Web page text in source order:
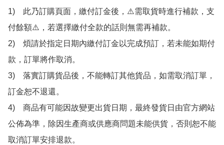
1)　此乃訂購頁面，繳付訂金後，⚠️需取貨時進行補款，支
付餘額⚠️，若選擇繳付全款的話則無需再補款。
2)　煩請於指定日期內繳付訂金以完成預訂，若未能如期付
款，訂單將作取消。
3)　落實訂購貨品後，不能轉訂其他貨品，如需取消訂單，
訂金恕不退還。
4)　商品有可能因故變更出貨日期，最終發貨日由官方網站
公佈為準，除因生產商或供應商問題未能供貨，否則恕不能
取消訂單安排退款。